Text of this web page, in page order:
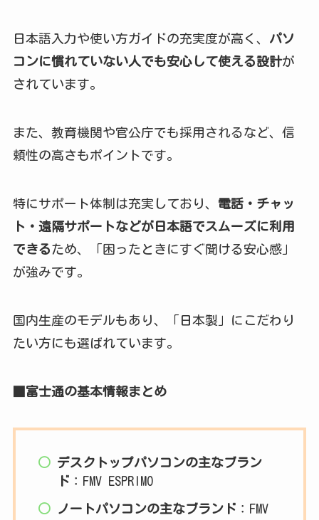
日本語入力や使い方ガイドの充実度が高く、 パソ
コンに慣れていない人でも安心して使える設計が
されています。
また、教育機関や官公庁でも採用されるなど、信
頼性の高さもポイントです。
特にサポート体制は充実しており、 電話・チャッ
ト・遠隔サポートなどが日本語でスムーズに利用
できるため、「困ったときにすぐ聞ける安心感」
が強みです。
国内生産のモデルもあり、「日本製」にこだわり
たい方にも選ばれています。
■富士通の基本情報まとめ
デスクトップパソコンの主なブラン
ド ：FMV ESPRIMO
ノートパソコンの主なブランド ：FMV